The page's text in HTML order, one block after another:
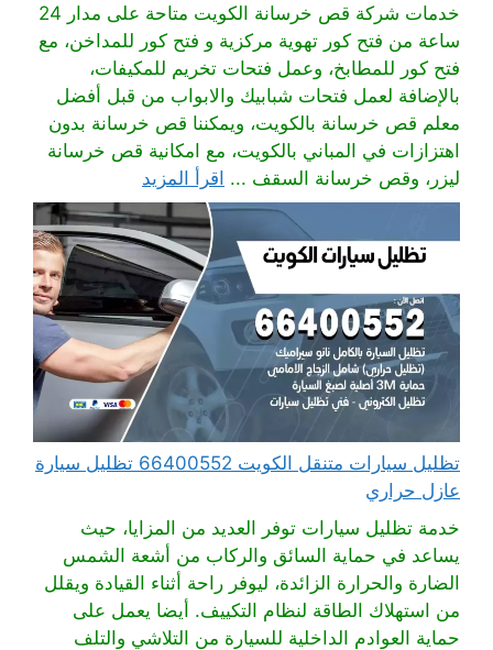
خدمات شركة قص خرسانة الكويت متاحة على مدار 24
ساعة من فتح كور تهوية مركزية و فتح كور للمداخن، مع
فتح كور للمطابخ، وعمل فتحات تخريم للمكيفات،
بالإضافة لعمل فتحات شبابيك والابواب من قبل أفضل
معلم قص خرسانة بالكويت، ويمكننا قص خرسانة بدون
اهتزازات في المباني بالكويت، مع امكانية قص خرسانة
ليزر، وقص خرسانة السقف ... اقرأ المزيد
تظليل سيارات متنقل الكويت 66400552 تظليل سيارة
عازل حراري
خدمة تظليل سيارات توفر العديد من المزايا، حيث
يساعد في حماية السائق والركاب من أشعة الشمس
الضارة والحرارة الزائدة، ليوفر راحة أثناء القيادة ويقلل
من استهلاك الطاقة لنظام التكييف. أيضا يعمل على
حماية العوادم الداخلية للسيارة من التلاشي والتلف